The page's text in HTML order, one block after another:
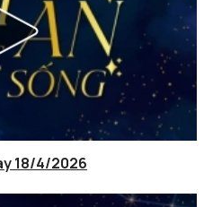
18/4/2026